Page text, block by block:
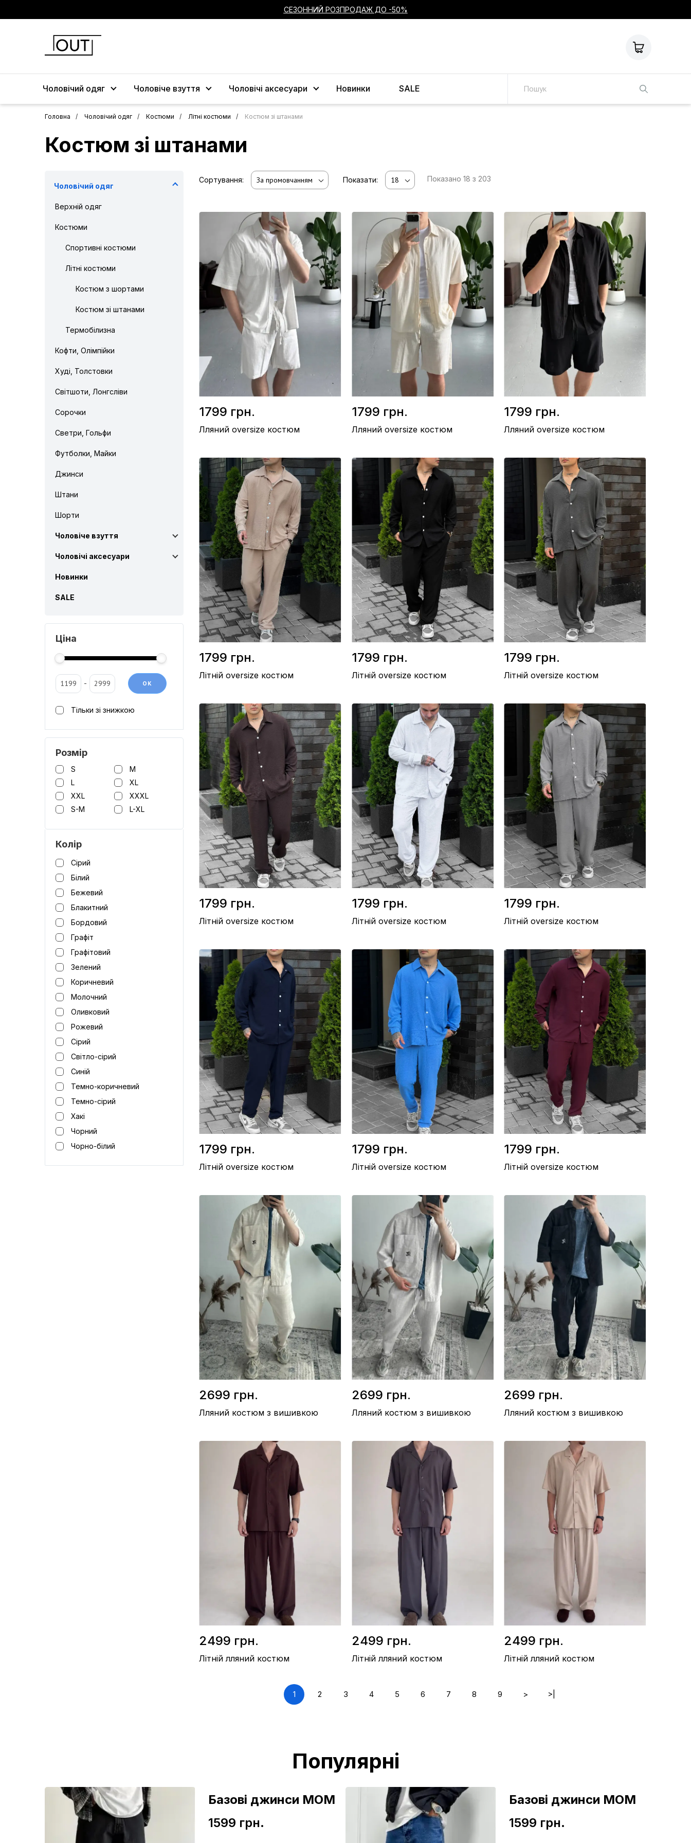
СЕЗОННИЙ РОЗПРОДАЖ ДО -50%
Чоловічий одяг Чоловіче взуття Чоловічі аксесуари Новинки SALE
Головна Чоловічий одяг Костюми Літні костюми Костюм зі штанами
Костюм зі штанами
Чоловічий одяг
Верхній одяг
Костюми
Спортивні костюми
Літні костюми
Костюм з шортами
Костюм зі штанами
Термобілизна
Кофти, Олімпійки
Худі, Толстовки
Світшоти, Лонгсліви
Сорочки
Светри, Гольфи
Футболки, Майки
Джинси
Штани
Шорти
Чоловіче взуття
Чоловічі аксесуари
Новинки
SALE
Ціна
- OК
Тільки зі знижкою
Розмір
S
M
L
XL
XXL
XXXL
S-M
L-XL
Колір
Cірий
Білий
Бежевий
Блакитний
Бордовий
Графіт
Графітовий
Зелений
Коричневий
Молочний
Оливковий
Рожевий
Сірий
Світло-сірий
Синій
Темно-коричневий
Темно-сірий
Хакі
Чорний
Чорно-білий
Сортування: За промовчанням Показати: 18 Показано 18 з 203
1799 грн.
Лляний oversize костюм
Матеріал / Льон текстурний
Виробництво / Україна
Колір / Білий
1799 грн.
Лляний oversize костюм
Матеріал / Льон текстурний
Виробництво / Україна
Колір / Бежевий
1799 грн.
Лляний oversize костюм
Матеріал / Льон текстурний
Виробництво / Україна
Колір / Чорний
1799 грн.
Літній oversize костюм
Матеріал / Американський креп
Виробництво / Україна
Колір / Бежевий
1799 грн.
Літній oversize костюм
Матеріал / Американський креп
Виробництво / Україна
Колір / Чорний
1799 грн.
Літній oversize костюм
Матеріал / Американський креп
Виробництво / Україна
Колір / Графітовий
1799 грн.
Літній oversize костюм
Матеріал / Американський креп
Виробництво / Україна
Колір / Темно-коричневий
1799 грн.
Літній oversize костюм
Матеріал / Американський креп
Виробництво / Україна
1799 грн.
Літній oversize костюм
Матеріал / Креп
Виробництво / Україна
Колір / Сірий
1799 грн.
Літній oversize костюм
Матеріал / Американський креп
Виробництво / Україна
Колір / Синій
1799 грн.
Літній oversize костюм
Матеріал / Американський креп
Виробництво / Україна
Колір / Блакитний
1799 грн.
Літній oversize костюм
Матеріал / Американський креп
Виробництво / Україна
Колір / Бордовий
2699 грн.
Лляний костюм з вишивкою
Склад / Бавовна 90%, Поліестер 10%
Матеріал / Льон-котон
Виробництво / Туреччина
Колір / Бежевий
2699 грн.
Лляний костюм з вишивкою
Склад / Бавовна 90%, Поліестер 10%
Матеріал / Льон-котон
Виробництво / Туреччина
Колір / Сірий
2699 грн.
Лляний костюм з вишивкою
Склад / Бавовна 90%, Поліестер 10%
Матеріал / Льон-котон
Виробництво / Туреччина
Колір / Графітовий
2499 грн.
Літній лляний костюм
Склад / Льон 40%, віскоза 60%
2499 грн.
Літній лляний костюм
2499 грн.
Літній лляний костюм
1 2 3 4 5 6 7 8 9 > >|
Популярні
Базові джинси МОМ
1599 грн.
Базові джинси МОМ
1599 грн.